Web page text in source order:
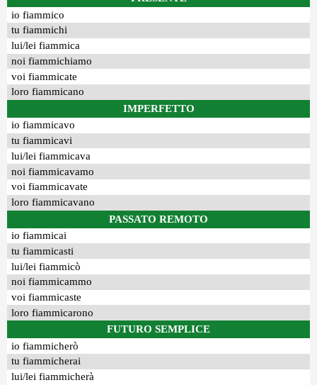
io fiammico
tu fiammichi
lui/lei fiammica
noi fiammichiamo
voi fiammicate
loro fiammicano
IMPERFETTO
io fiammicavo
tu fiammicavi
lui/lei fiammicava
noi fiammicavamo
voi fiammicavate
loro fiammicavano
PASSATO REMOTO
io fiammicai
tu fiammicasti
lui/lei fiammicò
noi fiammicammo
voi fiammicaste
loro fiammicarono
FUTURO SEMPLICE
io fiammicherò
tu fiammicherai
lui/lei fiammicherà